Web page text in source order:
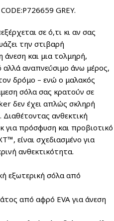
GREY.
σε ό,τι κι αν σας
την στιβαρή
και μια τολμηρή,
αναπνεύσιμο άνω μέρος,
δρόμο – ενώ ο μαλακός
σόλα σας κρατούν σε
δεν έχει απλώς σκληρή
Διαθέτοντας ανθεκτική
για πρόσφυση και προβιοτικό
είναι σχεδιασμένο για
ανθεκτικότητα.
εξωτερική σόλα από
από αφρό EVA για άνεση